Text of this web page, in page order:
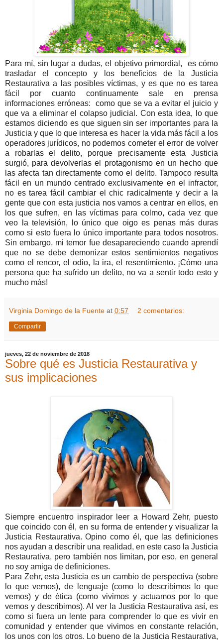
Para mí, sin lugar a dudas, el objetivo primordial, es cómo
trasladar el concepto y los beneficios de la Justicia
Restaurativa a las posibles víctimas, y es que no es tarea
fácil por cuanto continuamente sale en prensa
informaciones erróneas: como que se va a evitar el juicio y
que va a eliminar el colapso judicial. Con esta idea, lo que
estamos diciendo es que siguen sin ser importantes para la
Justicia y que lo que interesa es hacer la vida más fácil a los
operadores jurídicos, no podemos cometer el error de volver
a robarlas el delito, porque precisamente esta Justicia
surgió, para devolverlas el protagonismo en un hecho que
las afecta tan directamente como el delito. Tampoco resulta
fácil en un mundo centrado exclusivamente en el infractor,
no es tarea fácil cambiar el chic radicalmente y decir a la
gente que con esta justicia nos vamos a centrar en ellos, en
los que sufren, en las víctimas para colmo, cada vez que
veo la televisión, lo único que oigo es penas más duras
como si esto fuera lo único importante para todos nosotros.
Sin embargo, mi temor fue desapareciendo cuando aprendí
que no se debe demonizar estos sentimientos negativos
como el rencor, el odio, la ira, el resentimiento. ¡Cómo una
persona que ha sufrido un delito, no va a sentir todo esto y
mucho más!
Virginia Domingo de la Fuente at 0:57 2 comentarios:
Compartir
jueves, 22 de noviembre de 2018
Sobre qué es Justicia Restaurativa y
sus implicaciones
Siempre encuentro inspirador leer a Howard Zehr, puesto
que coincido con él, en su forma de entender y visualizar la
Justicia Restaurativa. Opino como él, que las definiciones
nos ayudan a describir una realidad, en este caso la Justicia
Restaurativa, pero también nos limitan, por eso, en general
no soy amiga de definiciones.
Para Zehr, esta Justicia es un cambio de perspectiva (sobre
lo que vemos), de lenguaje (como lo describimos lo que
vemos) y de ética (como vivimos y actuamos por lo que
vemos y describimos). Al ver la Justicia Restaurativa así, es
como si fuera un lente para comprender lo que es vivir en
comunidad y entender que vivimos en constante relación,
los unos con los otros. Lo bueno de la Justicia Restaurativa,